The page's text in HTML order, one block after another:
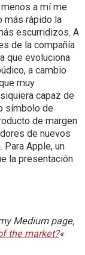
a mí me
más rápido la
escurridizos. A
de la compañía
que evoluciona
a cambio
muy
capaz de
símbolo de
de margen
de nuevos
Apple, un
la presentación
Medium page,
the market?«